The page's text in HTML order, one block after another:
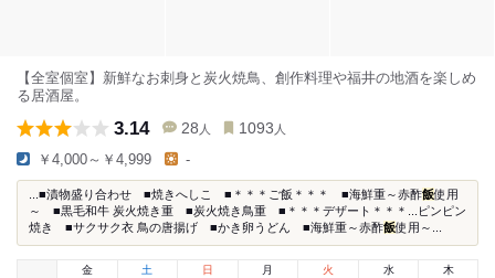
【全室個室】新鮮なお刺身と炭火焼鳥、創作料理や福井の地酒を楽しめ
る居酒屋。
3.14 28 人 1093 人
￥4,000～￥4,999 -
...■漬物盛り合わせ ■焼きへしこ ■＊＊＊ご飯＊＊＊ ■海鮮重～赤酢飯使用
～ ■黒毛和牛 炭火焼き重 ■炭火焼き鳥重 ■＊＊＊デザート＊＊＊...ピンピン
焼き ■サクサク衣 鳥の唐揚げ ■かき卵うどん ■海鮮重～赤酢飯使用～...
金
土 日 月 火 水 木